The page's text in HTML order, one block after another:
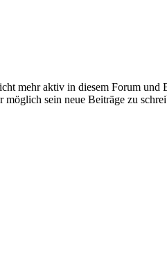
mehr aktiv in diesem Forum und
sein neue Beiträge zu